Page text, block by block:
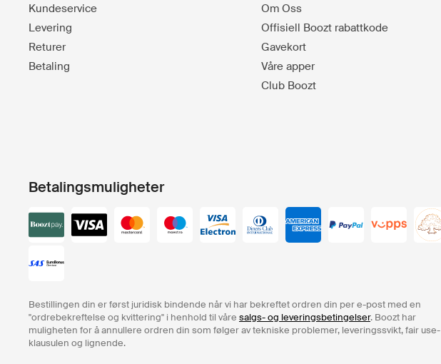
Kundeservice
Levering
Returer
Betaling
Om Oss
Offisiell Boozt rabattkode
Gavekort
Våre apper
Club Boozt
Betalingsmuligheter
Bestillingen din er først juridisk bindende når vi har bekreftet ordren din per e-post med en
"ordrebekreftelse og kvittering" i henhold til våre salgs- og leveringsbetingelser. Boozt har
muligheten for å annullere ordren din som følger av tekniske problemer, leveringssvikt, fair use-
klausulen og lignende.